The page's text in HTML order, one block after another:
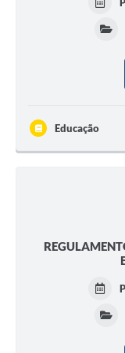
Educação